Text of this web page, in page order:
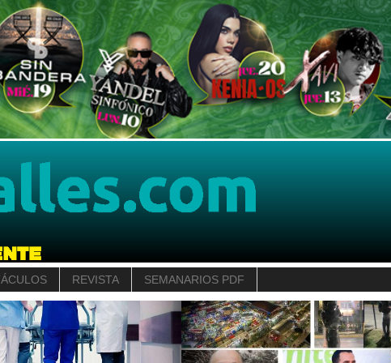
REVISTA SEMANARIOS PDF